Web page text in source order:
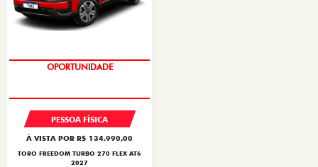
OPORTUNIDADE
PESSOA FÍSICA
À VISTA POR R$ 134.990,00
TORO FREEDOM TURBO 270 FLEX AT6
2027